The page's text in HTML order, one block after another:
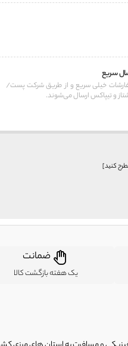
سریع
خیلی سریع و از طریق شرکت پست/
و تیپاکس ارسال می‌شوند.
کنید]
ضمانت
یک هفته بازگشت کالا